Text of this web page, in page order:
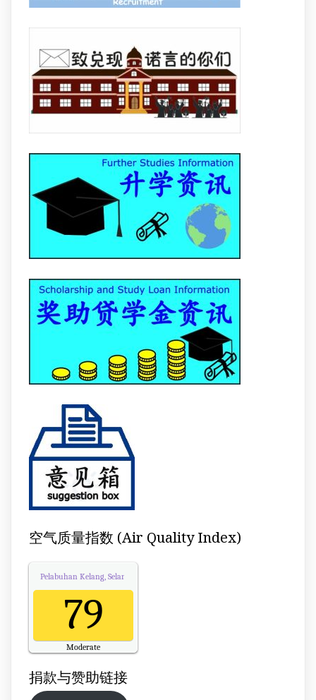
空气质量指数 (Air Quality Index)
Pelabuhan Kelang, Selangor
79
Moderate
Updated on Monday 13:00
捐款与赞助链接